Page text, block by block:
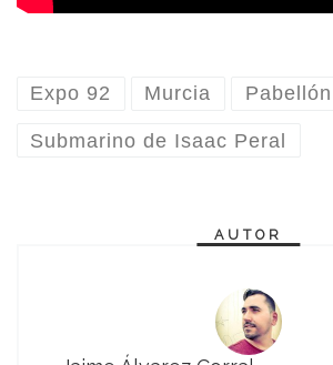
Expo 92 Murcia
Submarino de Isaac Peral
AUTOR